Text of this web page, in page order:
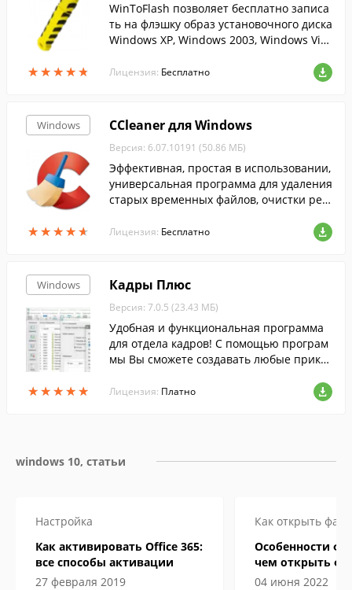
★★★★★
★★★★★
WinToFlash позволяет бесплатно записа
ть на флэшку образ установочного диска
Windows XP, Windows 2003, Windows Vist
Лицензия: Бесплатно
Windows
★★★★★
★★★★★
CCleaner для Windows
Версия: 6.07.10191 (50.86 МБ)
Эффективная, простая в использовании,
универсальная программа для удаления
старых временных файлов, очистки рее
Лицензия: Бесплатно
Windows
★★★★★
★★★★★
Кадры Плюс
Версия: 7.0.5 (23.43 МБ)
Удобная и функциональная программа
для отдела кадров! С помощью програм
мы Вы сможете создавать любые приказ
жение персонала, а также вести учет ра
Лицензия: Платно
windows 10, статьи
Настройка
Как активировать Office 365:
все способы активации
27 февраля 2019
Как открыть файл
Особенности
чем открыть
электронной
04 июня 2022